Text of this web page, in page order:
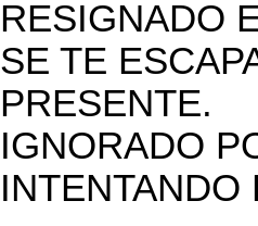
RESIGNADO
SE TE
PRESENTE.
IGNORADO